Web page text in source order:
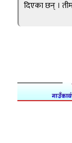
दिएका छन् ।